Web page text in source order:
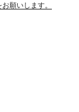
願いします。